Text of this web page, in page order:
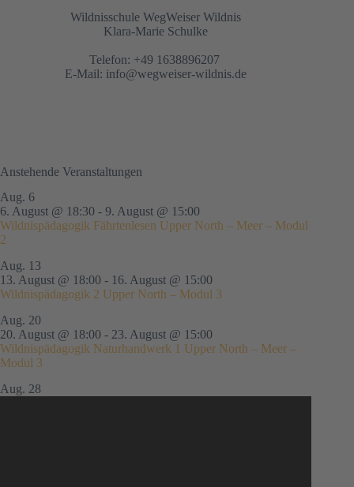
Wildnisschule WegWeiser Wildnis
Klara-Marie Schulke
Telefon: +49 1638896207
E-Mail: info@wegweiser-wildnis.de
Anstehende Veranstaltungen
Aug. 6
6. August @ 18:30 - 9. August @ 15:00
Wildnispädagogik Fährtenlesen Upper North – Meer – Modul
2
Aug. 13
13. August @ 18:00 - 16. August @ 15:00
Wildnispädagogik 2 Upper North – Modul 3
Aug. 20
20. August @ 18:00 - 23. August @ 15:00
Wildnispädagogik Naturhandwerk 1 Upper North – Meer –
Modul 3
Aug. 28